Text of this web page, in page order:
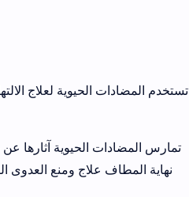
تستخدم المضادات الحيوية لعلاج
تمارس المضادات الحيوية آثارها
نهاية المطاف علاج ومنع العدوى